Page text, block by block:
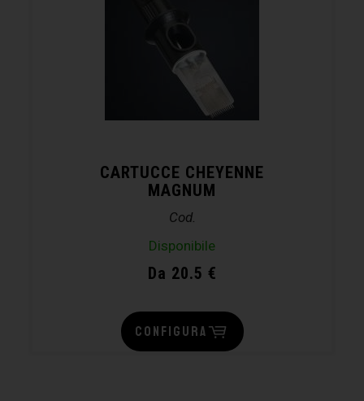
CARTUCCE CHEYENNE
MAGNUM
Cod.
Disponibile
Da 20.5 €
CONFIGURA